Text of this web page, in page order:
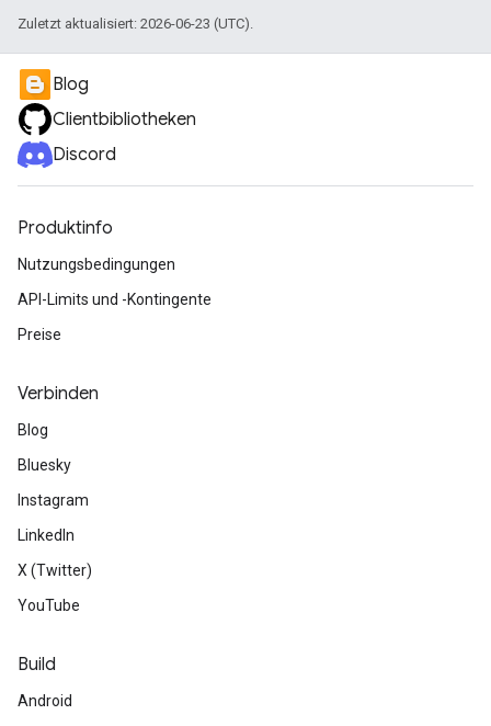
Zuletzt aktualisiert: 2026-06-23 (UTC).
Blog
Clientbibliotheken
Discord
Produktinfo
Nutzungsbedingungen
API-Limits und -Kontingente
Preise
Verbinden
Blog
Bluesky
Instagram
LinkedIn
X (Twitter)
YouTube
Build
Android